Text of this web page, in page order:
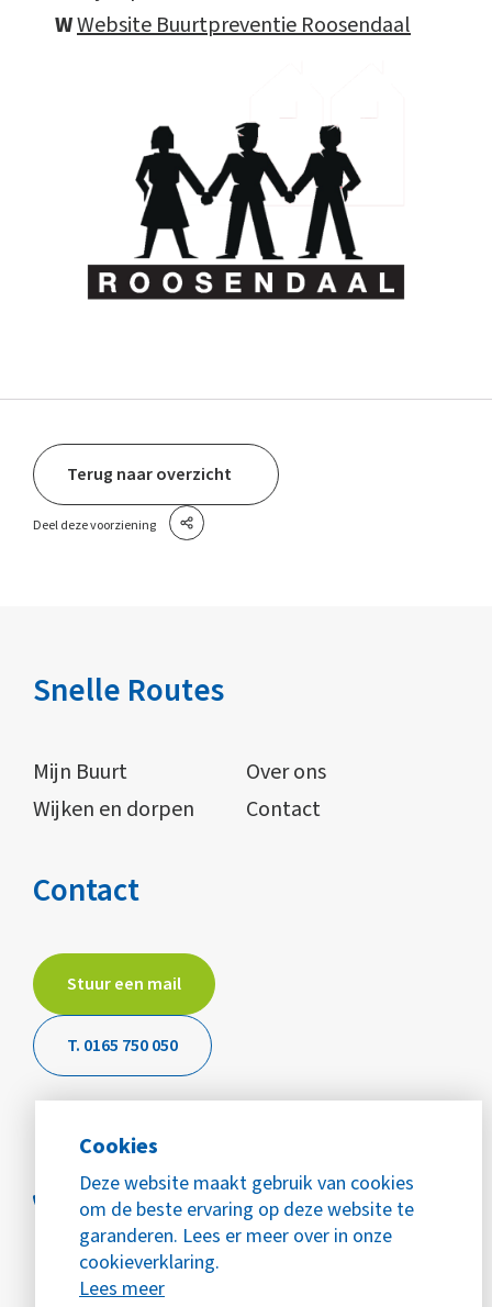
Cookies
Deze website maakt gebruik van cookies
om de beste ervaring op deze website te
garanderen. Lees er meer over in onze
cookieverklaring.
Lees meer
WWebsite Buurtpreventie Roosendaal
Terug naar overzicht
Deel deze voorziening
Snelle Routes
Mijn Buurt
Over ons
Wijken en dorpen
Contact
Contact
Stuur een mail
T. 0165 750 050